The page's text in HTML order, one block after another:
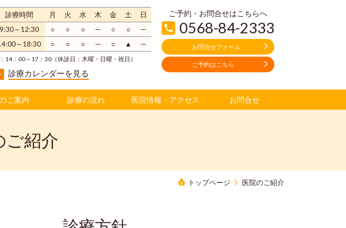
診療時間 月 火 水 木 金 土
日
9:30～12:30 ○ ○ ○ ─ ○ ○
─
～18:30
○ ○ ○ ─ ○ ▲ ─
14：00～17：30（休診日：木曜・日曜・祝日）
診療カレンダーを見る
ご予約・お問合せはこちらへ
0568-84-2333
お問合せフォーム
ご予約はこちら
ご案内 診療の流れ 医院情報・アクセス お問合せ
ご紹介
トップページ 医院のご紹介